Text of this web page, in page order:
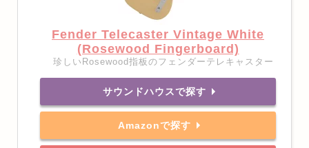
Fender Telecaster Vintage White
(Rosewood Fingerboard)
珍しいRosewood指板のフェンダーテレキャスター
サウンドハウスで探す
Amazonで探す